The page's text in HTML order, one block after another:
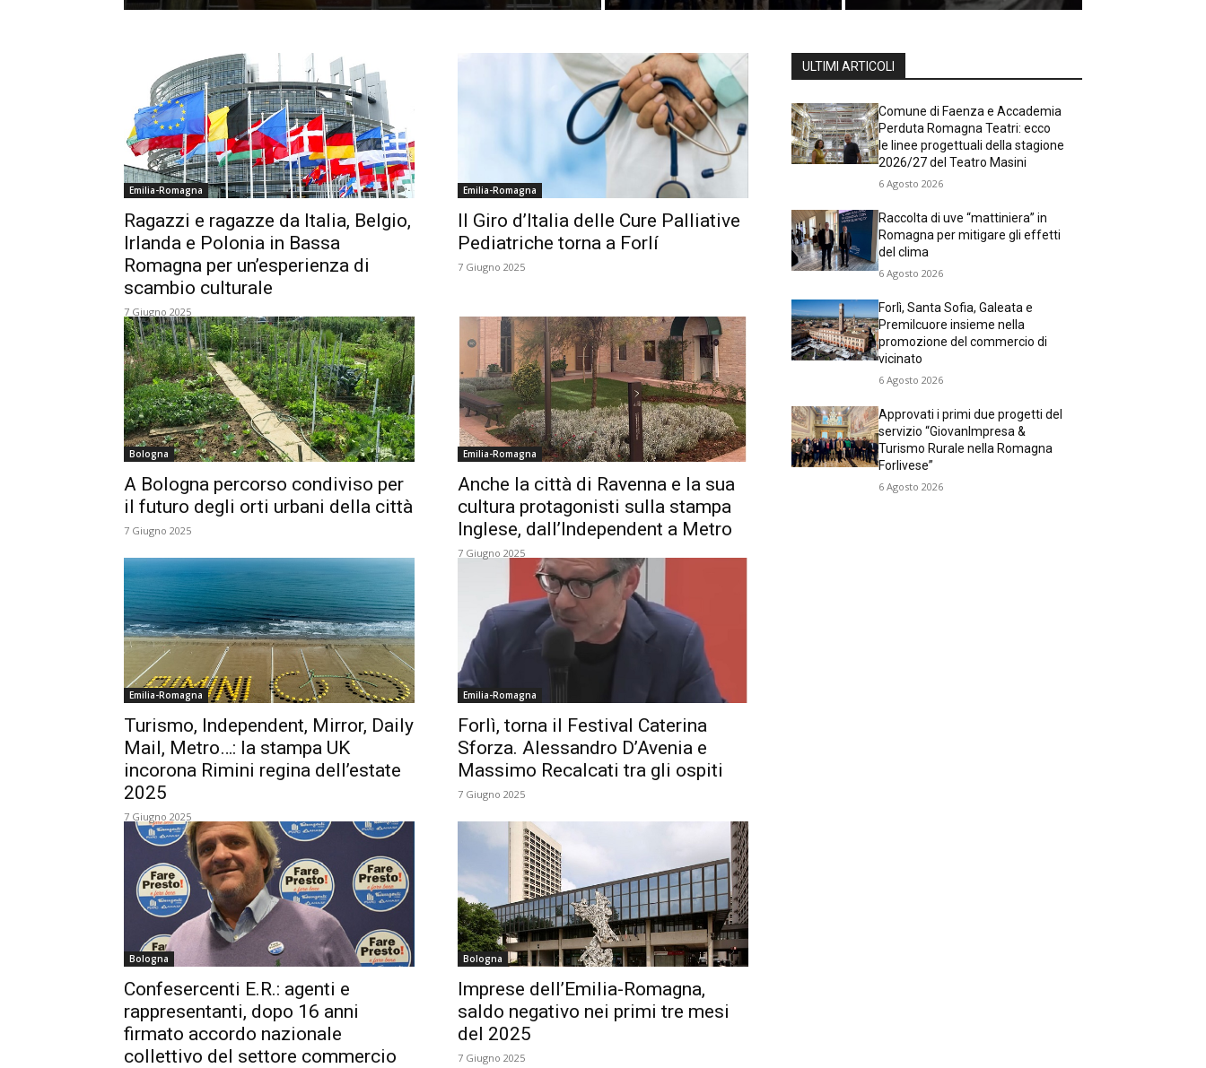
Emilia-Romagna
Ragazzi e ragazze da Italia, Belgio,
Irlanda e Polonia in Bassa
Romagna per un’esperienza di
scambio culturale
7 Giugno 2025
Emilia-Romagna
Il Giro d’Italia delle Cure Palliative
Pediatriche torna a Forlí
7 Giugno 2025
Bologna
A Bologna percorso condiviso per
il futuro degli orti urbani della città
7 Giugno 2025
Emilia-Romagna
Anche la città di Ravenna e la sua
cultura protagonisti sulla stampa
Inglese, dall’Independent a Metro
7 Giugno 2025
Emilia-Romagna
Turismo, Independent, Mirror, Daily
Mail, Metro…: la stampa UK
incorona Rimini regina dell’estate
2025
7 Giugno 2025
Emilia-Romagna
Forlì, torna il Festival Caterina
Sforza. Alessandro D’Avenia e
Massimo Recalcati tra gli ospiti
7 Giugno 2025
Bologna
Confesercenti E.R.: agenti e
rappresentanti, dopo 16 anni
firmato accordo nazionale
collettivo del settore commercio
Bologna
Imprese dell’Emilia-Romagna,
saldo negativo nei primi tre mesi
del 2025
7 Giugno 2025
ULTIMI ARTICOLI
Comune di Faenza e Accademia
Perduta Romagna Teatri: ecco
le linee progettuali della stagione
2026/27 del Teatro Masini
6 Agosto 2026
Raccolta di uve “mattiniera” in
Romagna per mitigare gli effetti
del clima
6 Agosto 2026
Forlì, Santa Sofia, Galeata e
Premilcuore insieme nella
promozione del commercio di
vicinato
6 Agosto 2026
Approvati i primi due progetti del
servizio “GiovanImpresa &
Turismo Rurale nella Romagna
Forlivese”
6 Agosto 2026